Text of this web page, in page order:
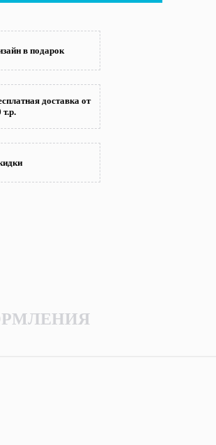
в подарок
доставка от
т.р.